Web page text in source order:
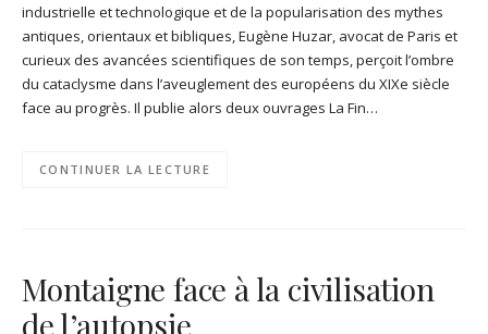
industrielle et technologique et de la popularisation des mythes
antiques, orientaux et bibliques, Eugène Huzar, avocat de Paris et
curieux des avancées scientifiques de son temps, perçoit l’ombre
du cataclysme dans l’aveuglement des européens du XIXe siècle
face au progrès. Il publie alors deux ouvrages La Fin…
CONTINUER LA LECTURE
Montaigne face à la civilisation
de l’autopsie